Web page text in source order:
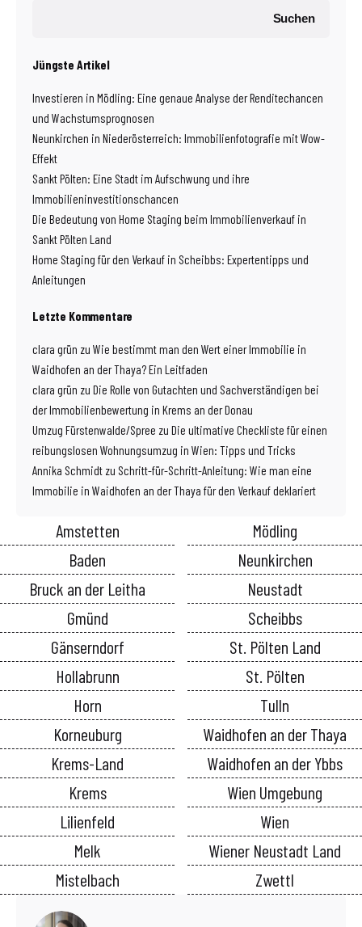
Suchen
Jüngste Artikel
Investieren in Mödling: Eine genaue Analyse der Renditechancen
und Wachstumsprognosen
Neunkirchen in Niederösterreich: Immobilienfotografie mit Wow-
Effekt
Sankt Pölten: Eine Stadt im Aufschwung und ihre
Immobilieninvestitionschancen
Die Bedeutung von Home Staging beim Immobilienverkauf in
Sankt Pölten Land
Home Staging für den Verkauf in Scheibbs: Expertentipps und
Anleitungen
Letzte Kommentare
clara grün zu Wie bestimmt man den Wert einer Immobilie in
Waidhofen an der Thaya? Ein Leitfaden
clara grün zu Die Rolle von Gutachten und Sachverständigen bei
der Immobilienbewertung in Krems an der Donau
Umzug Fürstenwalde/Spree zu Die ultimative Checkliste für einen
reibungslosen Wohnungsumzug in Wien: Tipps und Tricks
Annika Schmidt zu Schritt-für-Schritt-Anleitung: Wie man eine
Immobilie in Waidhofen an der Thaya für den Verkauf deklariert
Amstetten
Baden
Bruck an der Leitha
Gmünd
Gänserndorf
Hollabrunn
Horn
Korneuburg
Krems-Land
Krems
Lilienfeld
Melk
Mistelbach
Mödling
Neunkirchen
Neustadt
Scheibbs
St. Pölten Land
St. Pölten
Tulln
Waidhofen an der Thaya
Waidhofen an der Ybbs
Wien Umgebung
Wien
Wiener Neustadt Land
Zwettl